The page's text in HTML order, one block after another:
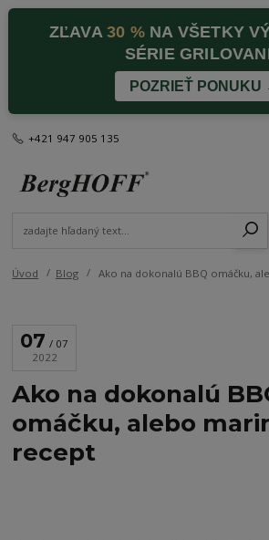
ZĽAVA30 %NA VŠETKY
SÉRIE
POZRIEŤ PONUKU
+421 947 905 135
Úvod Blog Ako na dokonalú BBQ omáčku,
07
07
2022
Ako na dokonalú
omáčku, alebo
recept